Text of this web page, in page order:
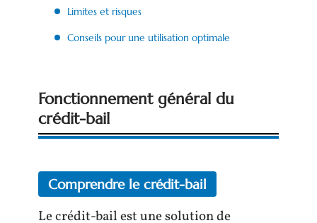
Limites et risques
Conseils pour une utilisation optimale
Fonctionnement général du
crédit-bail
Comprendre le crédit-bail
Le crédit-bail est une solution de